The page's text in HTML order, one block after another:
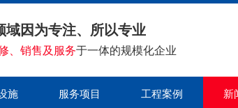
域因为专注、所以专业
、销售及服务于一体的规模化企业
施 服务项目 工程案例 新